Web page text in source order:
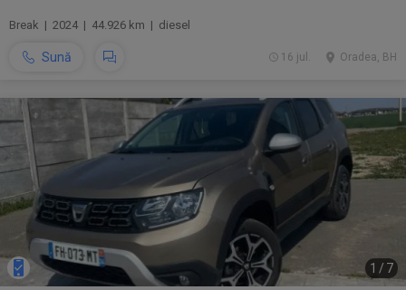
Break | 2024 | 44.926 km | diesel
Sună Oradea, BH
16 jul.
1 / 7